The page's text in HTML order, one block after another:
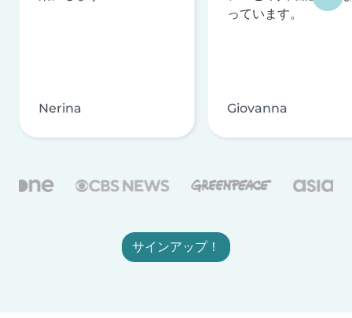
Nerina
っています。
Giovanna
サインアップ！